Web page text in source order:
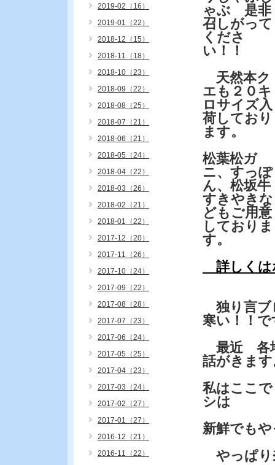
ゃぶ 是非
召しがって
くださ
い！！
天然本ク
エも２０キ
ロサイズ入
荷しており
ます。
松葉松ガ
ニ、すっぽ
ん、松坂牛
すきやきな
どもご用意
しておりま
す。
詳しくは
独り言
寒い！！
最近 各
話がきます
私はここ
シは
新鮮でも
やっぱり
2019-02（16）
2019-01（22）
2018-12（15）
2018-11（18）
2018-10（23）
2018-09（22）
2018-08（25）
2018-07（21）
2018-06（21）
2018-05（24）
2018-04（22）
2018-03（26）
2018-02（21）
2018-01（22）
2017-12（20）
2017-11（26）
2017-10（24）
2017-09（22）
2017-08（28）
2017-07（23）
2017-06（24）
2017-05（25）
2017-04（23）
2017-03（24）
2017-02（27）
2017-01（27）
2016-12（21）
2016-11（22）